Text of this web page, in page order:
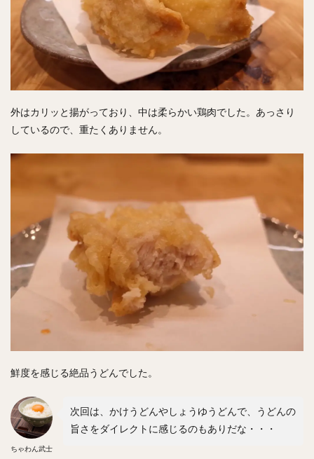
外はカリッと揚がっており、中は柔らかい鶏肉でした。あっさり
しているので、重たくありません。
鮮度を感じる絶品うどんでした。
ちゃわん武士
次回は、かけうどんやしょうゆうどんで、うどんの
旨さをダイレクトに感じるのもありだな・・・